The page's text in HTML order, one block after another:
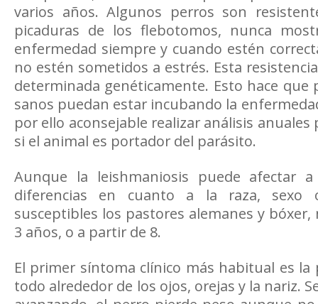
varios años. Algunos perros son
picaduras de los flebotomos, nunca
enfermedad siempre y cuando estén
no estén sometidos a estrés. Esta
determinada genéticamente. Esto hace
sanos puedan estar incubando la
por ello aconsejable realizar análisis
si el animal es portador del parásito.
Aunque la leishmaniosis puede afectar
diferencias en cuanto a la raza, sexo
susceptibles los pastores alemanes y bóxer,
3 años, o a partir de 8.
El primer síntoma clínico más habitual es la
todo alrededor de los ojos, orejas y la nariz.